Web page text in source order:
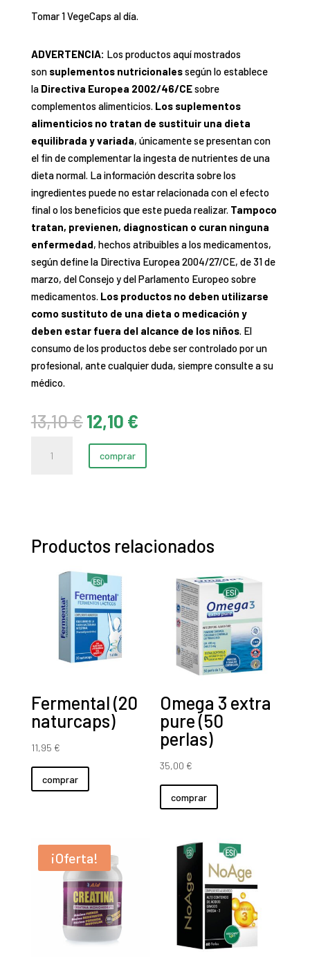
Tomar 1 VegeCaps al día.
ADVERTENCIA: Los productos aquí mostrados
son suplementos nutricionalessegún lo establece
la Directiva Europea 2002/46/CEsobre
complementos alimenticios. Los suplementos
alimenticios no tratan de sustituir una dieta
equilibrada y variada, únicamente se presentan con
el fin de complementar la ingesta de nutrientes de una
dieta normal. La información descrita sobre los
ingredientes puede no estar relacionada con el efecto
final o los beneficios que este pueda realizar. Tampoco
tratan, previenen, diagnostican o curan ninguna
enfermedad, hechos atribuibles a los medicamentos,
según define la Directiva Europea 2004/27/CE, de 31 de
marzo, del Consejo y del Parlamento Europeo sobre
medicamentos. Los productos no deben utilizarse
como sustituto de una dieta o medicación y
deben estar fuera del alcance de los niños. El
consumo de los productos debe ser controlado por un
profesional, ante cualquier duda, siempre consulte a su
médico.
13,10€ El
precio
original
era:
12,10 €El
precio
es:
Magnesium
comprar
Productos relacionados
Fermental (20
naturcaps)
11,95 €
comprar
Omega 3 extra
pure (50
perlas)
35,00 €
comprar
¡Oferta!